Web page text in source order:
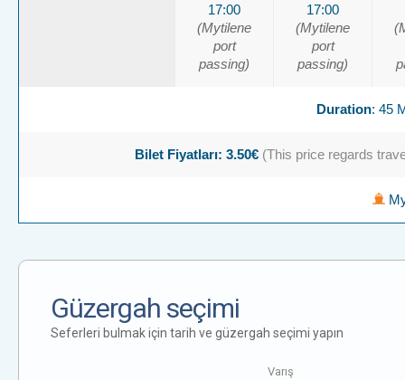
17:00
(Mytilene
port
passing)
17:00
(Mytilene
port
passing)
Duration: 45
Bilet Fiyatları: 3.50€ (This price regards
Güzergah seçimi
Seferleri bulmak için tarih ve güzergah seçimi yapın
Varış